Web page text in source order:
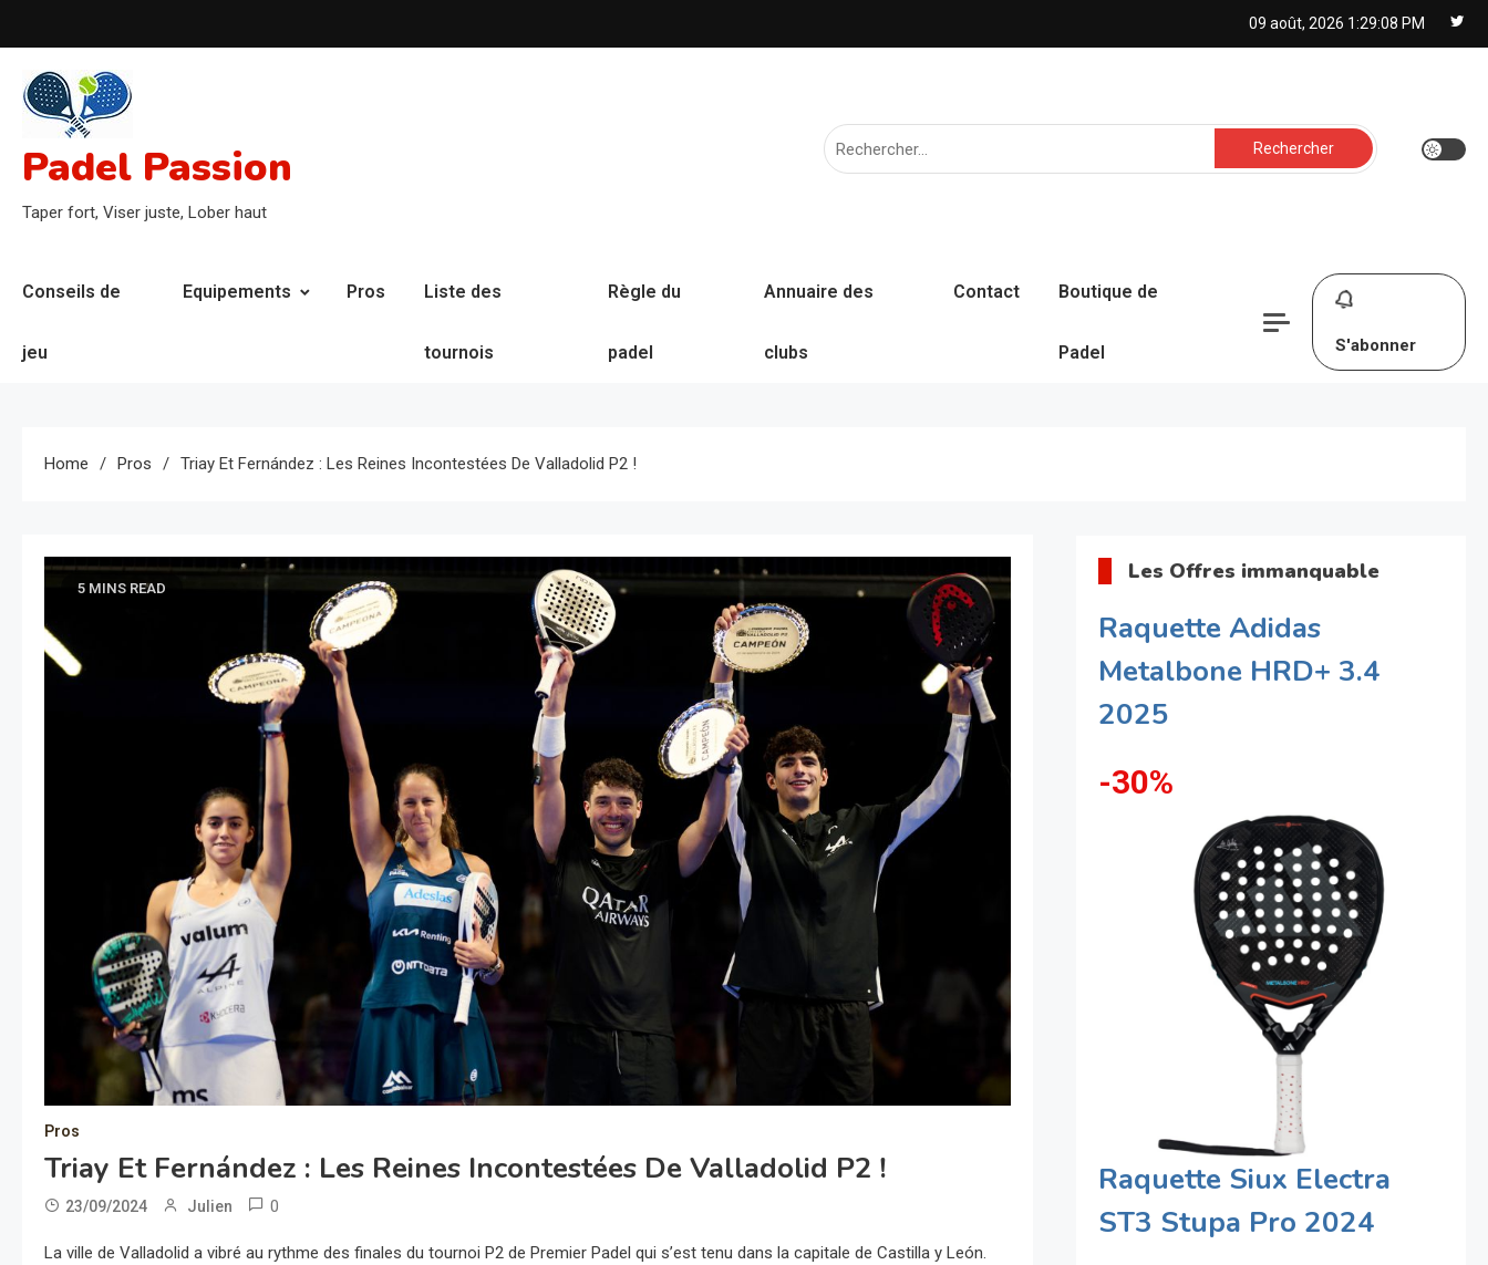
to
content
09 août, 2026 1:29:09 PM
Padel Passion
Taper fort, Viser juste, Lober haut
Rechercher :
Conseils de
jeu
Equipements Pros Liste des
tournois
Règle du
padel
Annuaire des
clubs
Contact Boutique de
Padel S'abonner
Home Pros Triay Et Fernández : Les Reines Incontestées De Valladolid P2 !
5 MINS READ
Pros
Triay Et Fernández : Les Reines Incontestées De Valladolid P2 !
23/09/2024 Julien 0
La ville de Valladolid a vibré au rythme des finales du tournoi P2 de Premier Padel qui s’est tenu dans la capitale de Castilla y León.
Les Offres immanquable
Raquette Adidas
Metalbone HRD+ 3.4
2025
-30%
Raquette Siux Electra
ST3 Stupa Pro 2024